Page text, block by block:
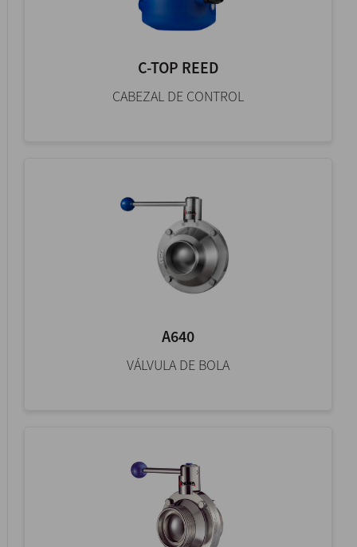
C-TOP REED
CABEZAL DE CONTROL
A640
VÁLVULA DE BOLA